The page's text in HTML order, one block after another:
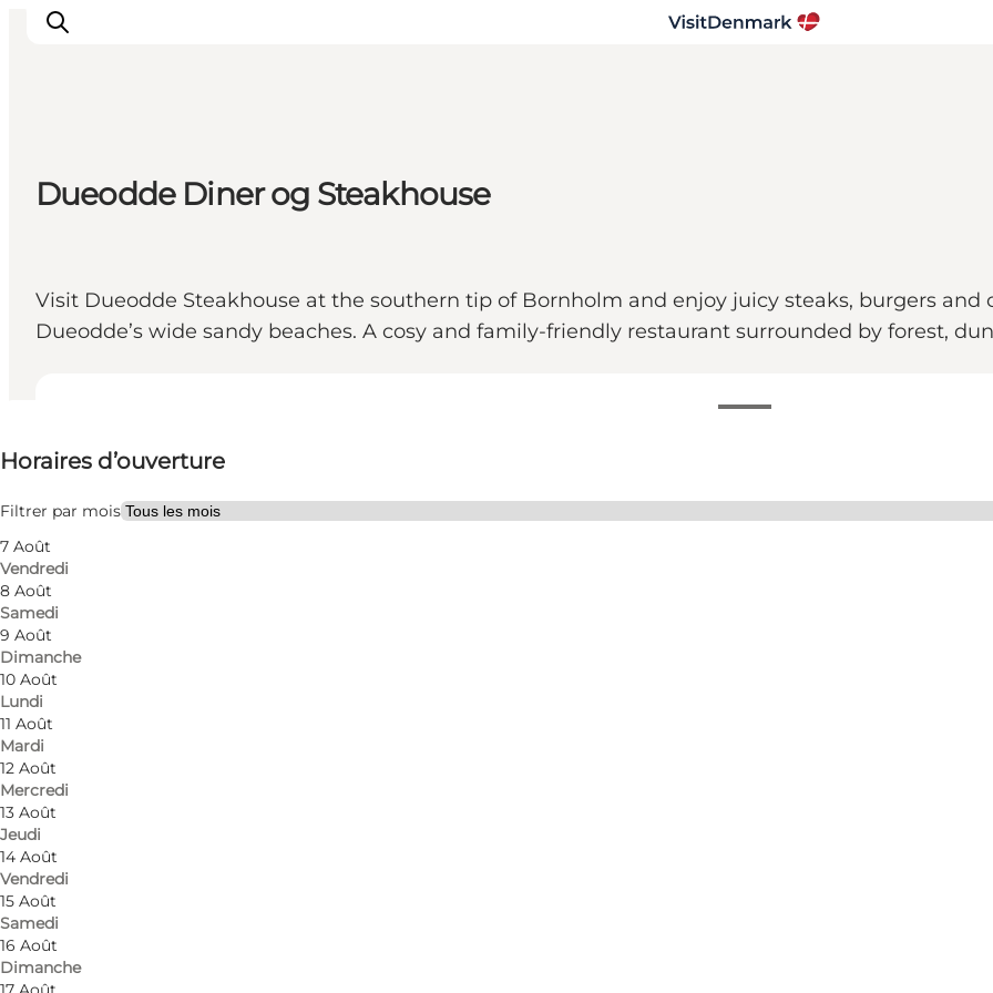
Inspirations
Planifiez votre voyage
Dueodde Diner og Steakhouse
Visit Dueodde Steakhouse at the southern tip of Bornholm and enjoy juicy steaks, burgers
Dueodde’s wide sandy beaches. A cosy and family-friendly restaurant surrounded by forest,
Horaires d’ouverture
Filtrer par mois
7 Août
Vendredi
8 Août
Samedi
9 Août
Dimanche
10 Août
Lundi
11 Août
Mardi
12 Août
Mercredi
13 Août
Jeudi
14 Août
Vendredi
15 Août
Samedi
16 Août
Dimanche
Visiter le site web
Children, Friends, My partner, Myself
American diner atmosphere at Dueodde Steakhouse
Surrounded by sand dunes and tall trees at the southern tip of Bornholm, Dueodde Steakhouse offers
experiences for the whole family. Juicy steaks, burgers and classic favourites are served in cosy
Inspired by classic American diners, the restaurant has a relaxed and family-friendly atmosphere with
menu focuses on quality ingredients, generous portions and comforting meals that are perfect after a day
On warm summer days and bright evenings, Dueodde Steakhouse is an ideal stop for a relaxed dinner in